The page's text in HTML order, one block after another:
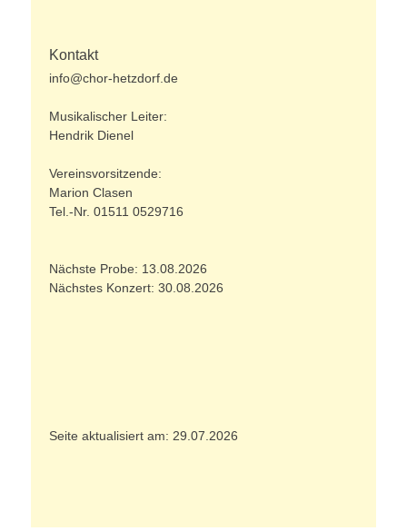
Kontakt
info@chor-hetzdorf.de
Musikalischer Leiter:
Hendrik Dienel
Vereinsvorsitzende:
Marion Clasen
Tel.-Nr. 01511 0529716
Nächste Probe: 13.08.2026
Nächstes Konzert: 30.08.2026
Seite aktualisiert am: 29.07.2026